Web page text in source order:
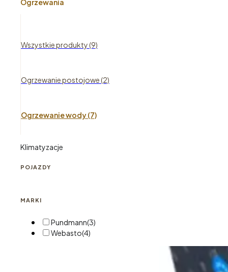
Ogrzewania
Wszystkie produkty (9)
Ogrzewanie postojowe (2)
Ogrzewanie wody (7)
Klimatyzacje
POJAZDY
MARKI
Pundmann(3)
Webasto(4)